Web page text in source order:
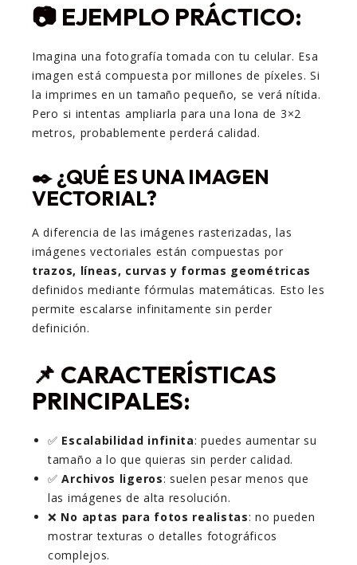
📷 EJEMPLO PRÁCTICO:
Imagina una fotografía tomada con tu celular. Esa
imagen está compuesta por millones de píxeles. Si
la imprimes en un tamaño pequeño, se verá nítida.
Pero si intentas ampliarla para una lona de 3×2
metros, probablemente perderá calidad.
✒️ ¿QUÉ ES UNA IMAGEN
VECTORIAL?
A diferencia de las imágenes rasterizadas, las
imágenes vectoriales están compuestas por
trazos, líneas, curvas y formas geométricas
definidos mediante fórmulas matemáticas. Esto les
permite escalarse infinitamente sin perder
definición.
📌 CARACTERÍSTICAS
PRINCIPALES:
✅ Escalabilidad infinita: puedes aumentar su
tamaño a lo que quieras sin perder calidad.
✅Archivos ligeros: suelen pesar menos que
las imágenes de alta resolución.
❌ No aptas para fotos realistas: no pueden
mostrar texturas o detalles fotográficos
complejos.